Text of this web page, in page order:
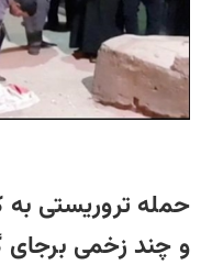
حمله تروریستی
و چند زخمی